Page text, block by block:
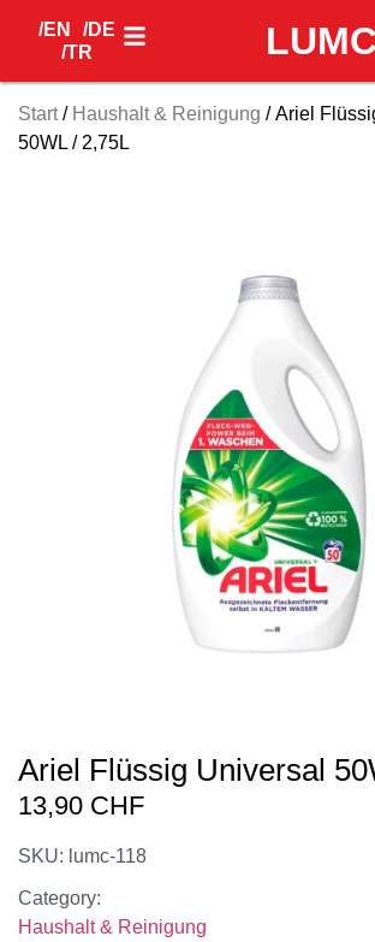
LUMC
/EN
/DE
/TR
Start/ Haushalt & Reinigung / Ariel
50WL / 2,75L
Ariel Flüssig Universal
13,90 CHF
SKU: lumc-118
Category:
Haushalt & Reinigung